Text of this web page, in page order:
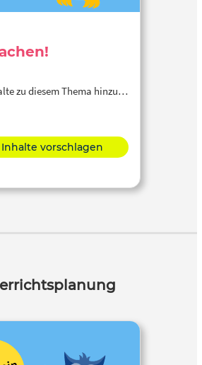
zu diesem Thema hinzu…
Inhalte vorschlagen